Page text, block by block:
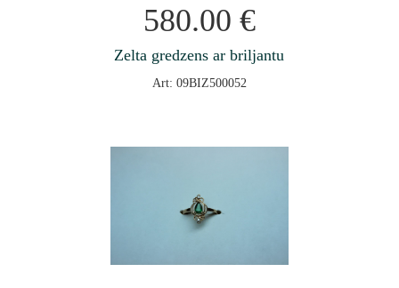
580.00 €
Zelta gredzens ar briljantu
Art: 09BIZ500052